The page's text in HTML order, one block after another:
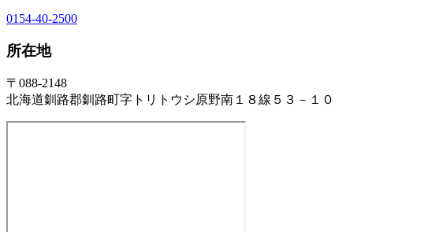
0154-40-2500
所在地
〒088-2148
北海道釧路郡釧路町字トリトウシ原野南１８線５３－１０